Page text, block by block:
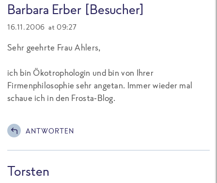
Barbara Erber [Besucher]
16.11.2006 at 09:27
Sehr geehrte Frau Ahlers,
ich bin Ökotrophologin und bin von Ihrer
Firmenphilosophie sehr angetan. Immer wieder mal
schaue ich in den Frosta-Blog.
ANTWORTEN
Torsten